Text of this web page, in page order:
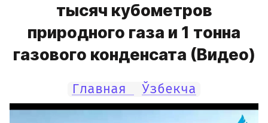
тысяч кубометров
природного газа и 1 тонна
газового конденсата (Видео)
Главная Ўзбекча